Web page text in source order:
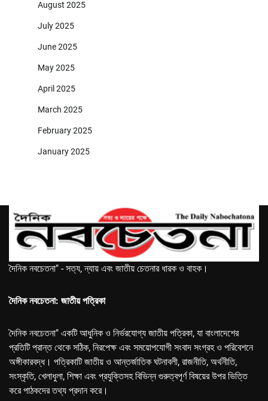
August 2025
July 2025
June 2025
May 2025
April 2025
March 2025
February 2025
January 2025
দৈনিক নবচেতনা" - সত্য, ন্যায় এবং জাতীয় চেতনার ধারক ও বাহক।
দৈনিক নবচেতনা: জাতীয় পত্রিকা
দৈনিক নবচেতনা" একটি আধুনিক ও নির্ভরযোগ্য জাতীয় পত্রিকা, যা বাংলাদেশের
প্রতিটি প্রান্ত থেকে সঠিক, নিরপেক্ষ এবং সময়োপযোগী সংবাদ সংগ্রহ ও পরিবেশনে
অঙ্গীকারবদ্ধ। পত্রিকাটি জাতীয় ও আন্তর্জাতিক ঘটনাবলী, রাজনীতি, অর্থনীতি,
সংস্কৃতি, খেলাধুলা, শিক্ষা এবং প্রযুক্তিসহ বিভিন্ন গুরুত্বপূর্ণ বিষয়ের উপর ভিত্তি
করে পাঠকদের তথ্য প্রদান করে।